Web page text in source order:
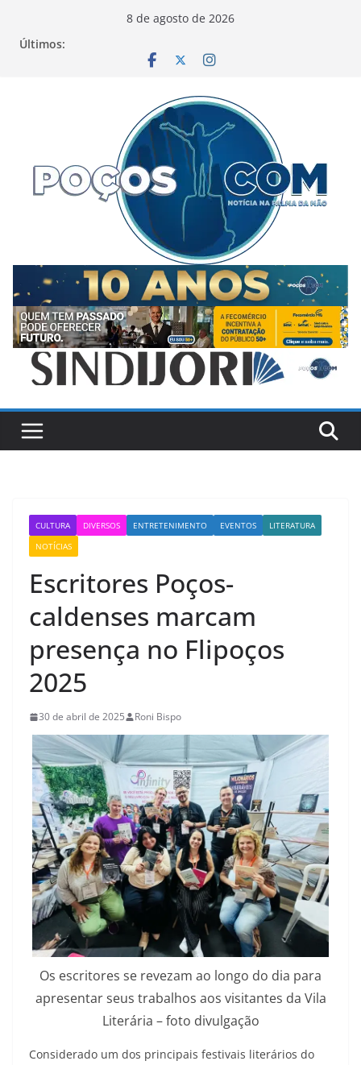
8 de agosto de 2026
Últimos:
CULTURA DIVERSOS ENTRETENIMENTO EVENTOS
LITERATURA
NOTÍCIAS
Escritores Poços-
caldenses marcam
presença no Flipoços
2025
30 de abril de 2025 Roni Bispo
Os escritores se revezam ao longo do dia para
apresentar seus trabalhos aos visitantes da Vila
Literária – foto divulgação
Considerado um dos principais festivais literários do